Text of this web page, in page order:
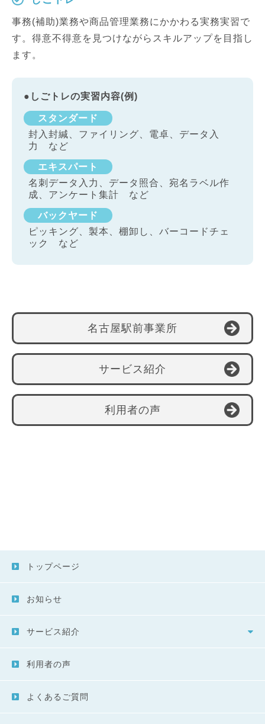
事務(補助)業務や商品管理業務にかかわる実務実習で
す。得意不得意を見つけながらスキルアップを目指し
ます。
●しごトレの実習内容(例)
スタンダード
封入封緘、ファイリング、電卓、データ入
力 など
エキスパート
名刺データ入力、データ照合、宛名ラベル作
成、アンケート集計 など
バックヤード
ピッキング、製本、棚卸し、バーコードチェ
ック など
名古屋駅前事業所
サービス紹介
利用者の声
トップページ
お知らせ
サービス紹介
利用者の声
よくあるご質問